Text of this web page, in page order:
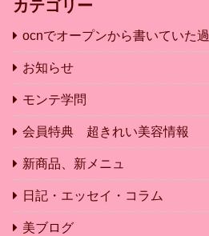
カテゴリー
ocnでオープンから書いていた
お知らせ
モンテ学問
会員特典 超きれい美容情報
新商品、新メニュ
日記・エッセイ・コラム
美ブログ